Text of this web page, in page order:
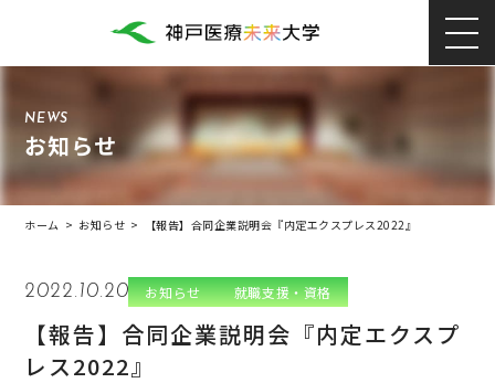
NEWS
お知らせ
ホーム > お知らせ > 【報告】合同企業説明会『内定エクスプレス2022』
2022.10.20 お知らせ 就職支援・資格
【報告】合同企業説明会『内定エクスプ
レス2022』